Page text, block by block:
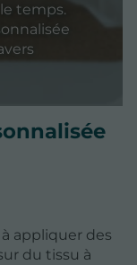
temps.
appliquer des
du tissu à